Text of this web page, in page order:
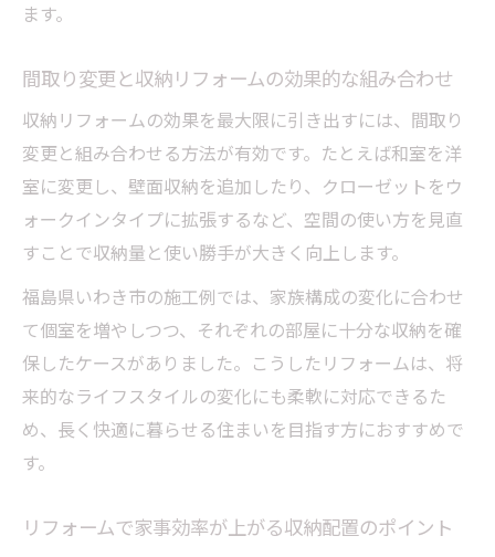
ます。
間取り変更と収納リフォームの効果的な組み合わせ
収納リフォームの効果を最大限に引き出すには、間取り
変更と組み合わせる方法が有効です。たとえば和室を洋
室に変更し、壁面収納を追加したり、クローゼットをウ
ォークインタイプに拡張するなど、空間の使い方を見直
すことで収納量と使い勝手が大きく向上します。
福島県いわき市の施工例では、家族構成の変化に合わせ
て個室を増やしつつ、それぞれの部屋に十分な収納を確
保したケースがありました。こうしたリフォームは、将
来的なライフスタイルの変化にも柔軟に対応できるた
め、長く快適に暮らせる住まいを目指す方におすすめで
す。
リフォームで家事効率が上がる収納配置のポイント